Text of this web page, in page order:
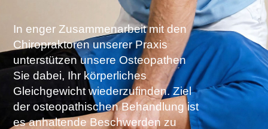
In enger Zusammenarbeit mit den
Chiropraktoren unserer Praxis
unterstützen unsere Osteopathen
Sie dabei, Ihr körperliches
Gleichgewicht wiederzufinden. Ziel
der osteopathischen Behandlung ist
es anhaltende Beschwerden zu